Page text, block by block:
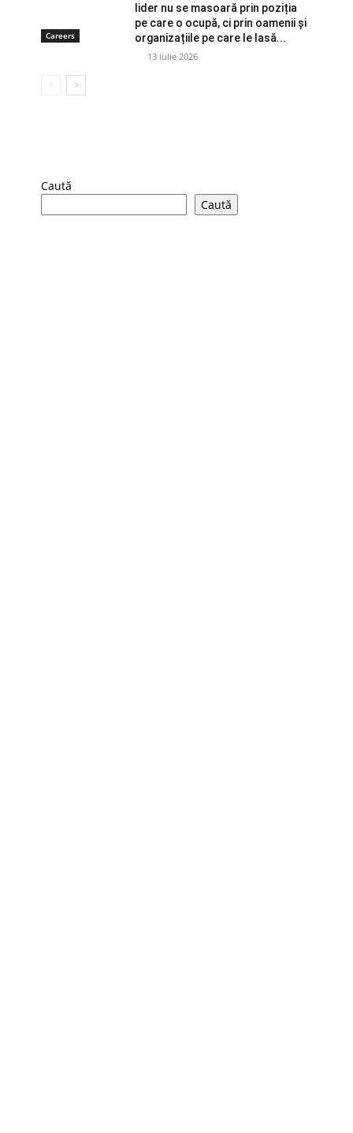
Careers
lider nu se masoară prin poziția
pe care o ocupă, ci prin oamenii și
organizațiile pe care le lasă...
13 iulie 2026
Caută
Caută